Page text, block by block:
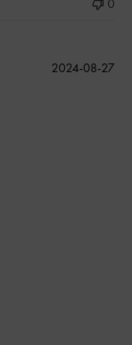
0
公
2024-08-27